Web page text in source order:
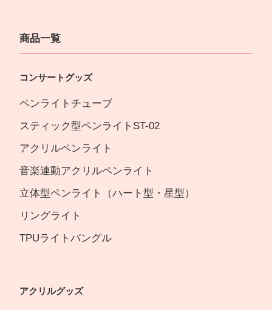
商品一覧
コンサートグッズ
ペンライトチューブ
スティック型ペンライトST-02
アクリルペンライト
音楽連動アクリルペンライト
立体型ペンライト（ハート型・星型）
リングライト
TPUライトバングル
アクリルグッズ